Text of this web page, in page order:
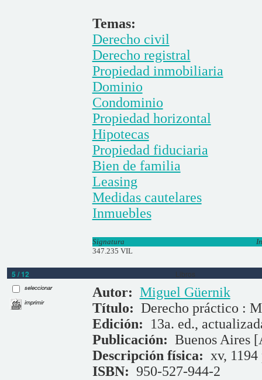
Temas:
Derecho civil
Derecho registral
Propiedad inmobiliaria
Dominio
Condominio
Propiedad horizontal
Hipotecas
Propiedad fiduciaria
Bien de familia
Leasing
Medidas cautelares
Inmuebles
Signatura
347.235 VIL
5 / 12 Libros
seleccionar
imprimir
Autor: Miguel Güernik
Título: Derecho práctico :
Edición: 13a. ed.,
Publicación: Buenos Aires
Descripción física: xv, 1194
ISBN: 950-527-944-2